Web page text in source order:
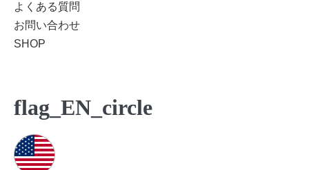
よくある質問
お問い合わせ
SHOP
flag_EN_circle